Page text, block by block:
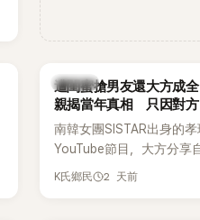
K-POP
遭閨蜜搶男友還大方成
親揭當年真相 只因對方
手
南韓女團SISTAR出身的
YouTube節目，大方分享
更首度坦承過去曾遭最好
K氏鄉民 2 天前